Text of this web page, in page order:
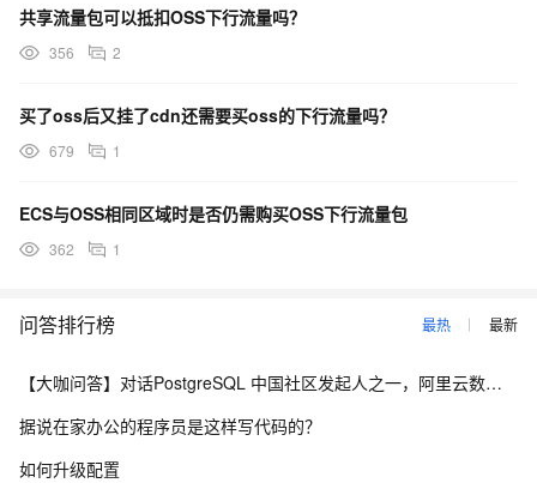
共享流量包可以抵扣OSS下行流量吗？
356 2
买了oss后又挂了cdn还需要买oss的下行流量吗？
679 1
ECS与OSS相同区域时是否仍需购买OSS下行流量包
362 1
问答排行榜 最热 最新
【大咖问答】对话PostgreSQL 中国社区发起人之一，阿里云数据库高级专家 德哥
据说在家办公的程序员是这样写代码的？
如何升级配置